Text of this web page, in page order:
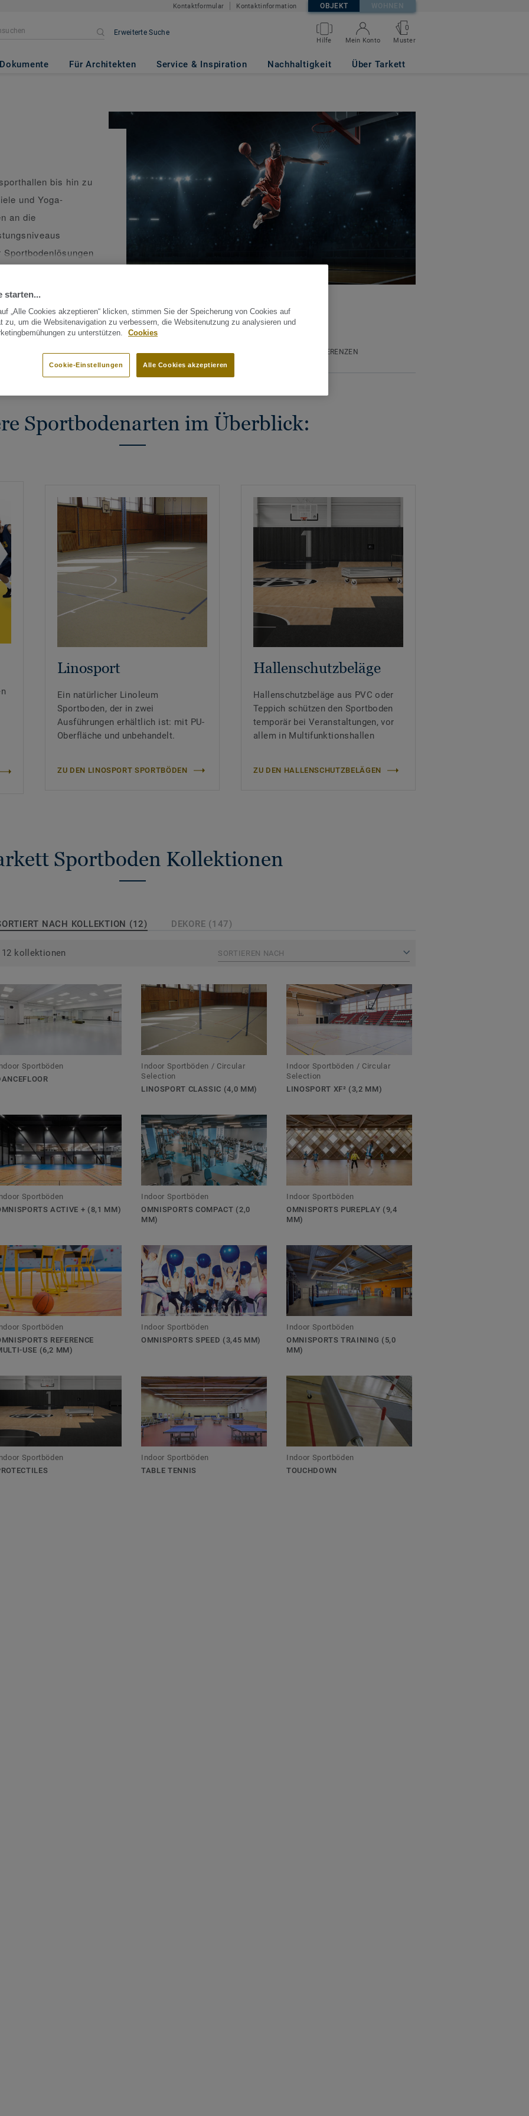
Kontaktformular Kontaktinformation OBJEKT WOHNEN
Erweiterte Suche
Hilfe Mein Konto
0
Muster
Dokumente Für Architekten Service & Inspiration Nachhaltigkeit Über Tarkett
bis hin zu
und Yoga-
an die
Branche und
eine bessere
extremer
Auswahl an
& BÖDEN FITNESSSTUDIO NORMEN NACHHALTIGKEIT
REFERENZEN
Sportbodenarten im Überblick:
Linosport
Ein natürlicher Linoleum
Sportboden, der in zwei
Ausführungen erhältlich ist: mit PU-
Oberfläche und unbehandelt.
ZU DEN LINOSPORT SPORTBÖDEN
Hallenschutzbeläge
Hallenschutzbeläge aus PVC oder
Teppich schützen den Sportboden
temporär bei Veranstaltungen, vor
allem in Multifunktionshallen
ZU DEN HALLENSCHUTZBELÄGEN
Sportboden Kollektionen
NACH KOLLEKTION (12) DEKORE (147)
12 kollektionen SORTIEREN NACH
Sportböden
Indoor Sportböden / Circular
Selection
LINOSPORT CLASSIC (4,0 MM)
Indoor Sportböden / Circular
Selection
LINOSPORT XF² (3,2 MM)
Sportböden
ACTIVE + (8,1 MM)
Indoor Sportböden
OMNISPORTS COMPACT (2,0
MM)
Indoor Sportböden
OMNISPORTS PUREPLAY (9,4
MM)
Sportböden
REFERENCE
USE (6,2 MM)
Indoor Sportböden
OMNISPORTS SPEED (3,45 MM)
Indoor Sportböden
OMNISPORTS TRAINING (5,0
MM)
Sportböden
Indoor Sportböden
TABLE TENNIS
Indoor Sportböden
TOUCHDOWN
starten...
„Alle Cookies akzeptieren“ klicken, stimmen Sie der Speicherung von Cookies auf
zu, um die Websitenavigation zu verbessern, die Websitenutzung zu analysieren und
zu unterstützen.
Cookies
Alle Cookies akzeptieren
Cookie-Einstellungen